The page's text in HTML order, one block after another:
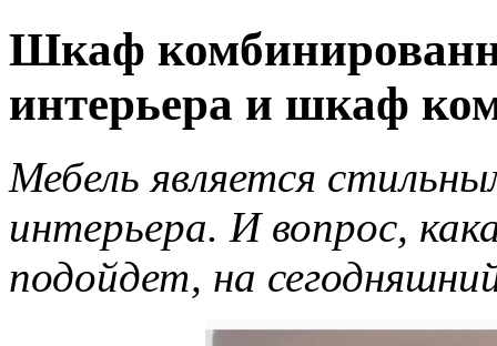
Шкаф
интерьера и шкаф
Мебель является
интерьера. И вопрос,
подойдет, на